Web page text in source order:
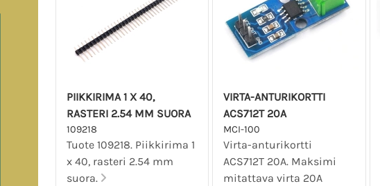
PIIKKIRIMA 1 X 40,
RASTERI 2.54 MM SUORA
109218
Tuote 109218. Piikkirima 1
x 40, rasteri 2.54 mm
suora.
VIRTA-ANTURIKORTTI
ACS712T 20A
MCI-100
Virta-anturikortti
ACS712T 20A. Maksimi
mitattava virta 20A